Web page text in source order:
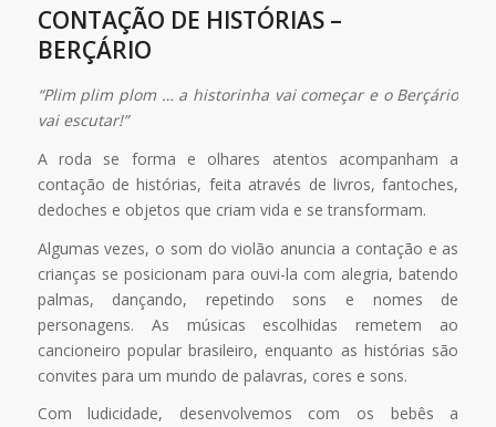
CONTAÇÃO DE HISTÓRIAS –
BERÇÁRIO
“Plim plim plom … a historinha vai começar e o Berçário
vai escutar!”
A roda se forma e olhares atentos acompanham a
contação de histórias, feita através de livros, fantoches,
dedoches e objetos que criam vida e se transformam.
Algumas vezes, o som do violão anuncia a contação e as
crianças se posicionam para ouvi-la com alegria, batendo
palmas, dançando, repetindo sons e nomes de
personagens. As músicas escolhidas remetem ao
cancioneiro popular brasileiro, enquanto as histórias são
convites para um mundo de palavras, cores e sons.
Com ludicidade, desenvolvemos com os bebês a